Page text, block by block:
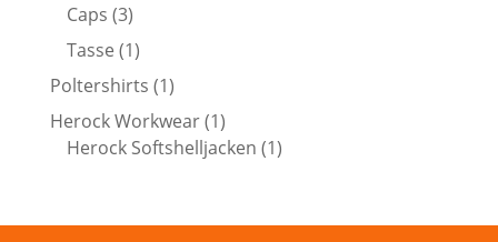
Caps 33
Produkte
Tasse 11
Produkt
Poltershirts 11
Produkt
Herock Workwear 11
Produkt
Herock Softshelljacken 11